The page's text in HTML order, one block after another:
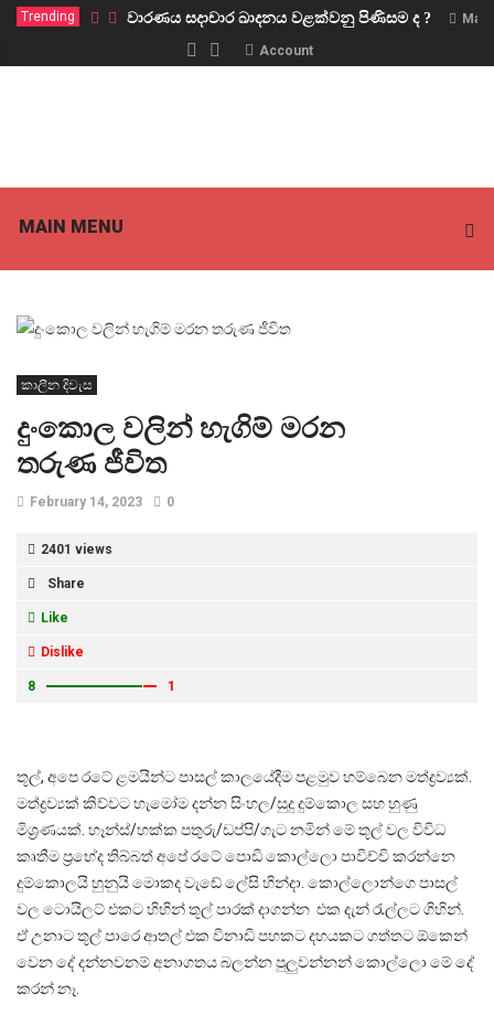
Trending වාරණය සදාචාර ඛාදනය වළක්වනු පිණිසම ද ?
Account
MAIN MENU
කාලීන දිවැස
දුංකොල වලින් හැගිම් මරන
තරුණ ජීවිත
February 14, 2023 0
2401 views
Share
Like
Dislike
8 1
තූල්, අපෙ රටේ ළමයින්ට පාසල් කාලයේදීම පළමුව හම්බෙන මත්ද්‍රව්‍යක්.
මත්ද්‍රව්‍යක් කිව්වට හැමෝම දන්න සිංහල/සුදු දුම්කොල සහ හුණු
මිශ්‍රණයක්. හෑන්ස්/හක්ක පතුරු/ඩප්පි/ගැට නමින් මේ තූල් වල විවිධ
කෘතීම ප්‍රභේද තිබ්බත් අපේ රටේ පොඩි කොල්ලො පාවිච්චි කරන්නෙ
දුම්කොලයි හුනුයි මොකද වැඩේ ලේසි හින්දා. කොල්ලොන්ගෙ පාසල්
වල ටොයිලට් එකට හිහින් තූල් පාරක් දාගන්න එක දැන් රැල්ලට ගිහින්.
ඒ උනාට තූල් පාරෙ ආතල් එක විනාඩි පහකට දහයකට ගත්තට ඕකෙන්
වෙන දේ දන්නවනම් අනාගතය බලන්න පුලුවන්නන් කොල්ලො මේ දේ
කරන් නෑ.